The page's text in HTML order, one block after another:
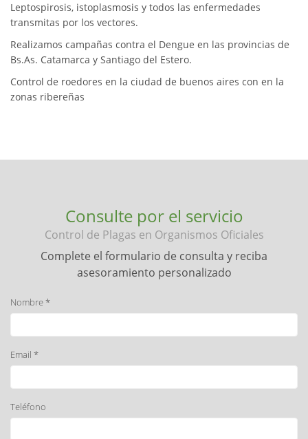
Leptospirosis, istoplasmosis y todos las enfermedades
transmitas por los vectores.
Realizamos campañas contra el Dengue en las provincias de
Bs.As. Catamarca y Santiago del Estero.
Control de roedores en la ciudad de buenos aires con en la
zonas ribereñas
Consulte por el servicio
Control de Plagas en Organismos Oficiales
Complete el formulario de consulta y reciba
asesoramiento personalizado
Nombre *
Email *
Teléfono